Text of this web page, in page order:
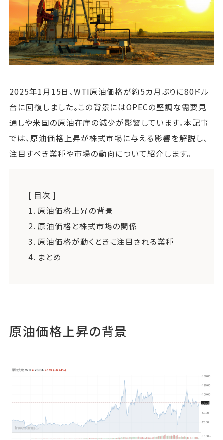
関連書籍
メールマガジン登録
よくある質問
2025年1月15日、WTI原油価格が約5カ月ぶりに80ドル
台に回復しました。この背景にはOPECの堅調な需要見
通しや米国の原油在庫の減少が影響しています。本記事
では、原油価格上昇が株式市場に与える影響を解説し、
注目すべき業種や市場の動向について紹介します。
[ 目次 ]
1. 原油価格上昇の背景
2. 原油価格と株式市場の関係
3. 原油価格が動くときに注目される業種
4. まとめ
原油価格上昇の背景